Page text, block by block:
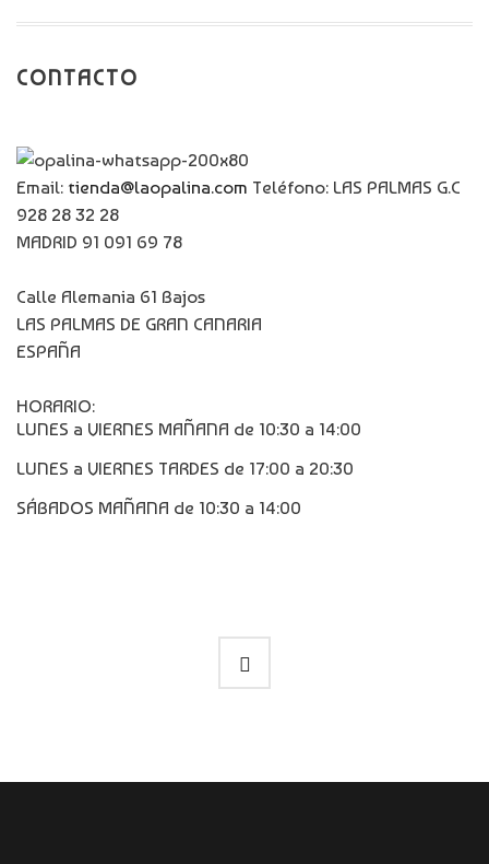
CONTACTO
Email: tienda@laopalina.com Teléfono: LAS PALMAS G.C
928 28 32 28
MADRID 91 091 69 78
Calle Alemania 61 Bajos
LAS PALMAS DE GRAN CANARIA
ESPAÑA
HORARIO:
LUNES a VIERNES MAÑANA de 10:30 a 14:00
LUNES a VIERNES TARDES de 17:00 a 20:30
SÁBADOS MAÑANA de 10:30 a 14:00